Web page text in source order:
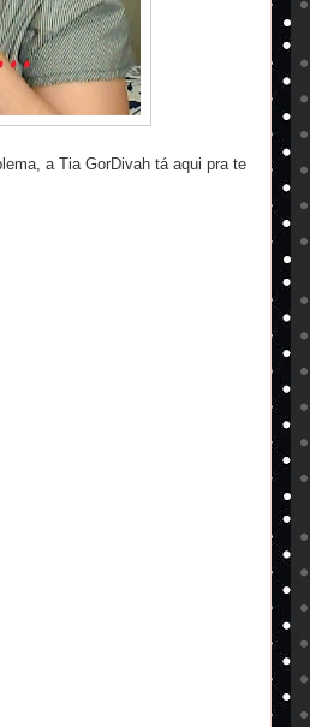
a Tia GorDivah tá aqui pra te